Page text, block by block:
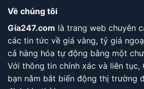
Về chúng tôi
Gia247.com là trang web chuyên
các tin tức về giá vàng, tỷ giá
cả hàng hóa tự động bằng một
Với thông tin chính xác và liên tục,
bạn nắm bắt biến động thị trường